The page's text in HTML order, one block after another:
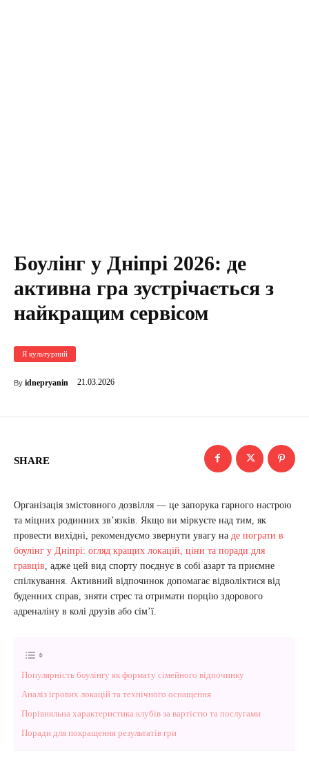
Боулінг у Дніпрі 2026: де
активна гра зустрічається з
найкращим сервісом
Я культурний
By idnepryanin 21.03.2026
SHARE
Організація змістовного дозвілля — це запорука гарного настрою
та міцних родинних зв’язків. Якщо ви міркуєте над тим, як
провести вихідні, рекомендуємо звернути увагу на де пограти в
боулінг у Дніпрі: огляд кращих локацій, ціни та поради для
гравців , адже цей вид спорту поєднує в собі азарт та приємне
спілкування. Активний відпочинок допомагає відволіктися від
буденних справ, зняти стрес та отримати порцію здорового
адреналіну в колі друзів або сім’ї.
Популярність боулінгу як формату сімейного відпочинку
Аналіз ігрових локацій та технічного оснащення
Порівняльна характеристика клубів за вартістю та послугами
Поради для покращення результатів гри